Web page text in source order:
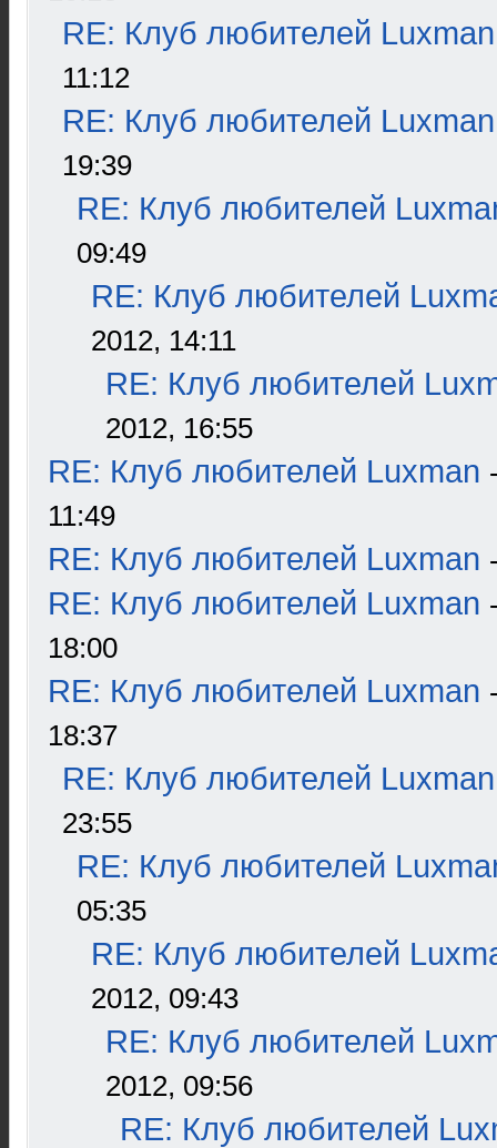
RE: Клуб любителей Luxman
11:12
RE: Клуб любителей Luxman
19:39
RE: Клуб любителей
09:49
RE: Клуб любителей
2012, 14:11
RE: Клуб любителей
2012, 16:55
RE: Клуб любителей Luxman
11:49
RE: Клуб любителей Luxman
RE: Клуб любителей Luxman
18:00
RE: Клуб любителей Luxman
18:37
RE: Клуб любителей Luxman
23:55
RE: Клуб любителей
05:35
RE: Клуб любителей
2012, 09:43
RE: Клуб любителей
2012, 09:56
RE: Клуб любителей